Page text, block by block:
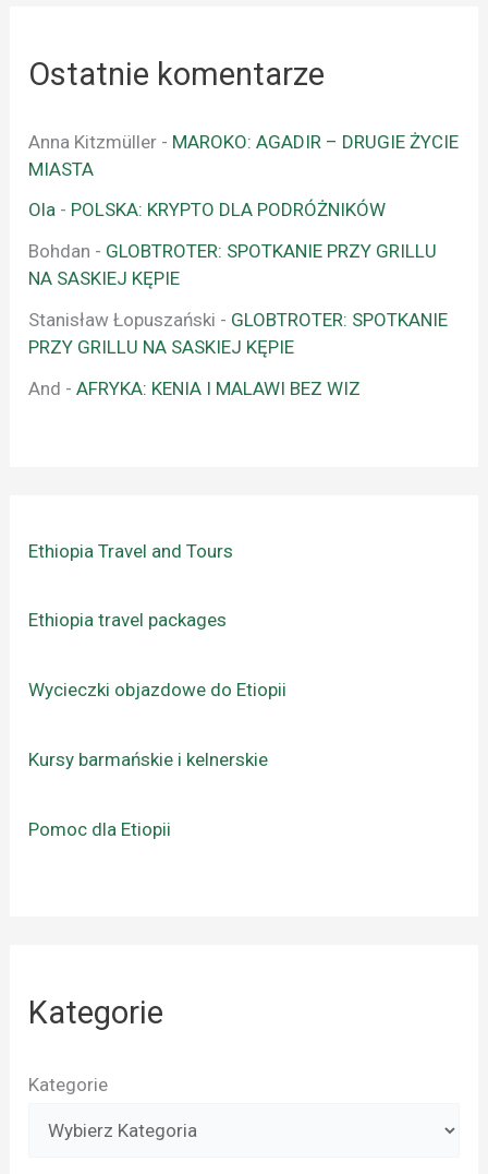
Ostatnie komentarze
Anna Kitzmüller - MAROKO: AGADIR – DRUGIE ŻYCIE
MIASTA
Ola - POLSKA: KRYPTO DLA PODRÓŻNIKÓW
Bohdan - GLOBTROTER: SPOTKANIE PRZY GRILLU
NA SASKIEJ KĘPIE
Stanisław Łopuszański - GLOBTROTER: SPOTKANIE
PRZY GRILLU NA SASKIEJ KĘPIE
And -AFRYKA: KENIA I MALAWI BEZ WIZ
Ethiopia Travel and Tours
Ethiopia travel packages
Wycieczki objazdowe do Etiopii
Kursy barmańskie i kelnerskie
Pomoc dla Etiopii
Kategorie
Kategorie